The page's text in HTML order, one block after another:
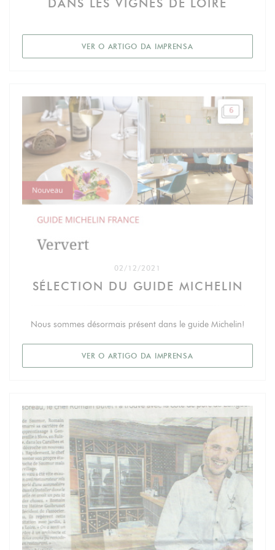
VER O ARTIGO DA IMPRENSA
02/12/2021
SÉLECTION DU GUIDE MICHELIN
Nous sommes désormais présent dans le guide Michelin!
VER O ARTIGO DA IMPRENSA((ABRE NUMA NOVA